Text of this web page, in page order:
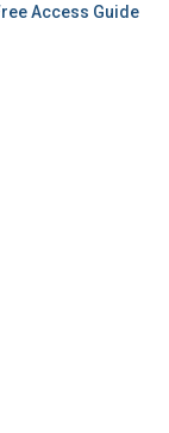
Access Guide